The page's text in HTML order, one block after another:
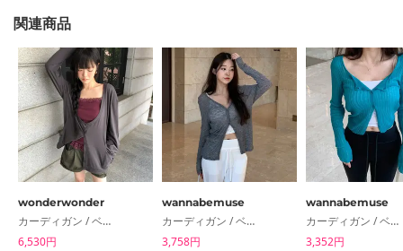
関連商品
wonderwonder
カーディガン / ベスト
6,530円
wannabemuse
カーディガン / ベスト
3,758円
wannabemuse
カーディガン / ベスト
3,352円